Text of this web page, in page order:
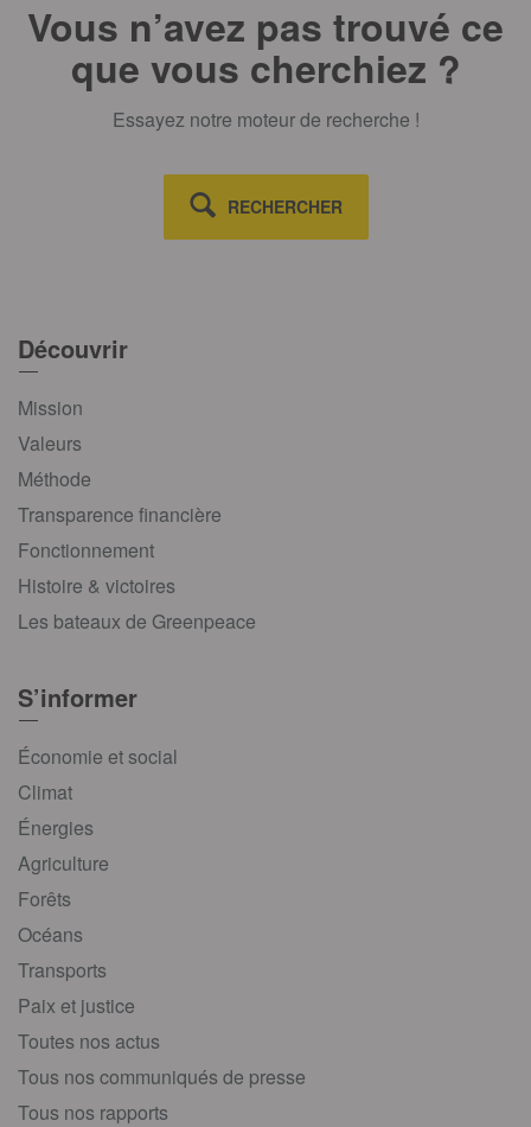
Vous n’avez pas trouvé ce
que vous cherchiez ?
Essayez notre moteur de recherche !
RECHERCHER
Découvrir
Mission
Valeurs
Méthode
Transparence financière
Fonctionnement
Histoire & victoires
Les bateaux de Greenpeace
S’informer
Économie et social
Climat
Énergies
Agriculture
Forêts
Océans
Transports
Paix et justice
Toutes nos actus
Tous nos communiqués de presse
Tous nos rapports